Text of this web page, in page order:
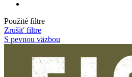
Použité filtre
Zrušiť filtre
S pevnou väzbou